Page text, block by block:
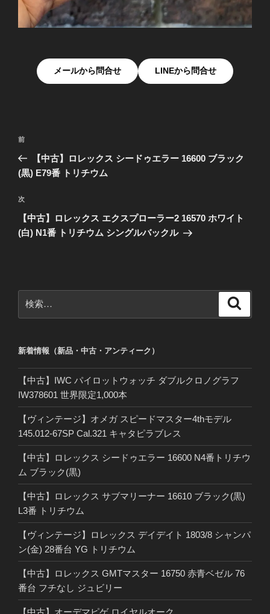
メールから問合せ LINEから問合せ
投
ナ
ゲ
ー
シ
前
の
投
前
【中古】ロレックス シードゥエラー 16600 ブラック
(黒) E79番 トリチウム
次
の
投
次
【中古】ロレックス エクスプローラー2 16570 ホワイト
(白) N1番 トリチウム シングルバックル
索:
新着情報（新品・中古・アンティーク）
【中古】IWC パイロットウォッチ ダブルクロノグラフ
IW378601 世界限定1,000本
【ヴィンテージ】オメガ スピードマスター4thモデル
145.012-67SP Cal.321 キャタピラブレス
【中古】ロレックス シードゥエラー 16600 N4番トリチウ
ム ブラック(黒)
【中古】ロレックス サブマリーナー 16610 ブラック(黒)
L3番 トリチウム
【ヴィンテージ】ロレックス デイデイト 1803/8 シャンパ
ン(金) 28番台 YG トリチウム
【中古】ロレックス GMTマスター 16750 赤青ベゼル 76
番台 フチなし ジュビリー
【中古】オーデマピゲ ロイヤルオーク